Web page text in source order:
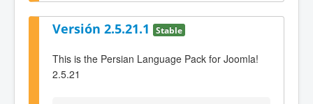
Versión 2.5.21.1 Stable
This is the Persian Language Pack for Joomla!
2.5.21